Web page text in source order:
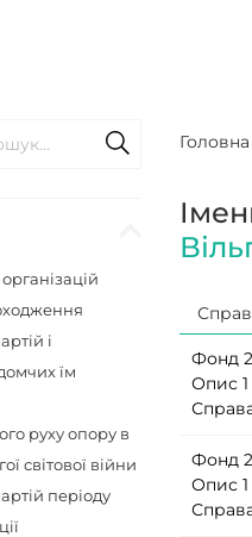
і
їм
руху опору в
світової війни
періоду
Головна
Фонд
Опис 1
Фонд
Опис 1